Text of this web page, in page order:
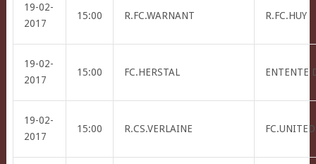
19-02-
2017
15:00 R.FC.WARNANT R.FC.HUY
19-02-
2017
15:00 FC.HERSTAL ENTENTE
19-02-
2017
15:00 R.CS.VERLAINE